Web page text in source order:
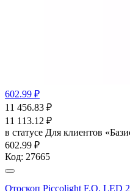
602.99 ₽
11 456.83 ₽
11 113.12 ₽
в статусе Для клиентов
602.99 ₽
Код: 27665
Отоскоп Piccolight F.O. LED